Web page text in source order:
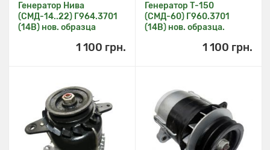
Генератор Нива
(СМД-14..22) Г964.3701
(14В) нов. образца
1 100 грн.
Генератор Т-150
(СМД-60) Г960.3701
(14В) нов. образца.
1 100 грн.